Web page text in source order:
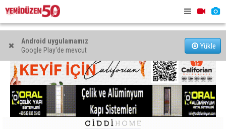
Android uygulamamız
Google Play'de mevcut
Yükle